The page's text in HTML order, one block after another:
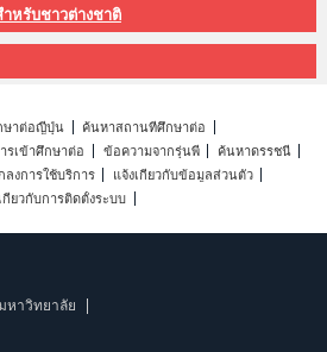
หรับชาวต่างชาติ
ษาต่อญี่ปุ่น
ค้นหาสถานที่ศึกษาต่อ
รเข้าศึกษาต่อ
ข้อความจากรุ่นพี่
ค้นหาดรรชนี
งการใช้บริการ
แจ้งเกี่ยวกับข้อมูลส่วนตัว
เกี่ยวกับการติดตั้งระบบ
หาวิทยาลัย